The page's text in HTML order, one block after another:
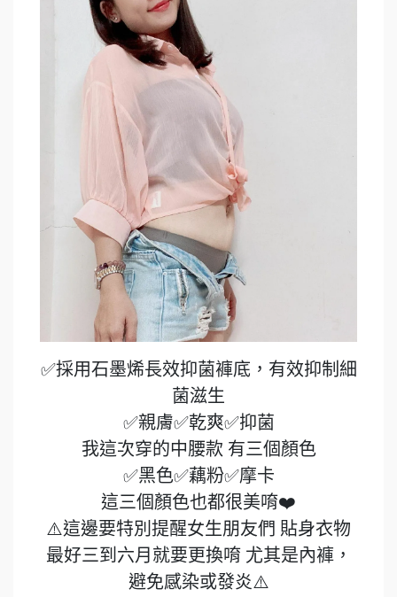
✅採用石墨烯長效抑菌褲底，有效抑制細
菌滋生
✅親膚✅乾爽✅抑菌
我這次穿的中腰款 有三個顏色
✅黑色✅藕粉✅摩卡
這三個顏色也都很美唷❤️
⚠️這邊要特別提醒女生朋友們 貼身衣物
最好三到六月就要更換唷 尤其是內褲，
避免感染或發炎⚠️